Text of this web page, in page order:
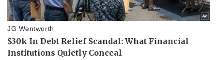
Doanh nghiệp
Thông tin doanh nghiệp
Doanh nghiệp 24h
Doanh nhân
Vì cộng đồng
Công nghệ
Sành điệu
Trải nghiệm
Chuyển đổi số